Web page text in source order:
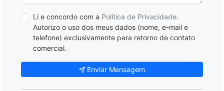
Li e concordo com a Política de Privacidade.
Autorizo o uso dos meus dados (nome, e-mail e
telefone) exclusivamente para retorno de contato
comercial.
Enviar Mensagem